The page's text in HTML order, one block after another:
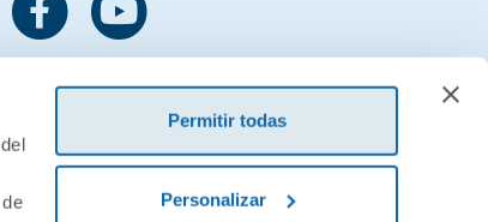
Permitir todas
Personalizar